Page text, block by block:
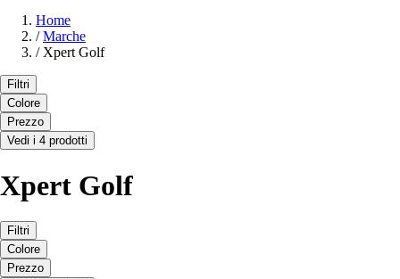
Home
/ Marche
/ Xpert Golf
Filtri
Colore
Prezzo
Vedi i 4 prodotti
Xpert Golf
Filtri
Colore
Prezzo